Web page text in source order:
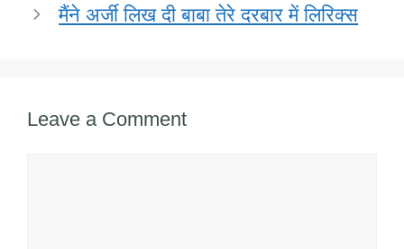
मैंने अर्जी लिख दी बाबा तेरे दरबार में लिरिक्स
Leave a Comment